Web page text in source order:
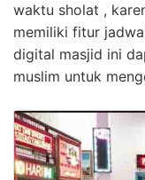
waktu sholat ,
memiliki fitur
digital masjid ini
muslim untuk